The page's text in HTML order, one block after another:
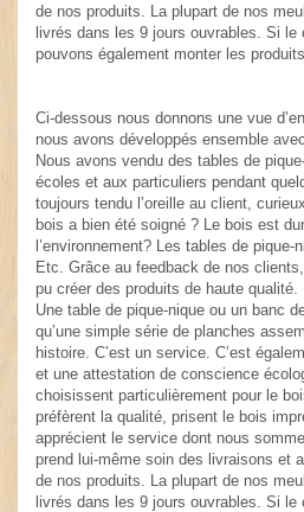
de nos produits. La plupart de nos
livrés dans les 9 jours ouvrables. Si le
pouvons également monter les
Ci-dessous nous donnons une vue
nous avons développés ensemble
Nous avons vendu des tables de
écoles et aux particuliers pendant
toujours tendu l’oreille au client,
bois a bien été soigné ? Le bois est
l’environnement? Les tables de
Etc. Grâce au feedback de nos
pu créer des produits de haute qualité.
Une table de pique-nique ou un banc
qu’une simple série de planches
histoire. C’est un service. C’est
et une attestation de conscience
choisissent particulièrement pour le
préfèrent la qualité, prisent le bois
apprécient le service dont nous
prend lui-même soin des livraisons et
de nos produits. La plupart de nos
livrés dans les 9 jours ouvrables. Si le